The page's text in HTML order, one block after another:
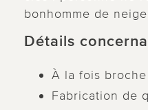
bonhomme de
Détails
À la fois
Fabrication de